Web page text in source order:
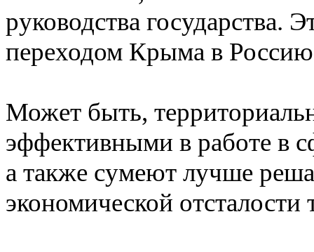
руководства государства.
переходом Крыма в
Может быть,
эффективными в работе в
а также сумеют лучше
экономической